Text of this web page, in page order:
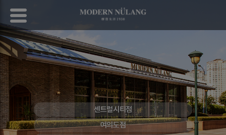
센트럴시티점
여의도점